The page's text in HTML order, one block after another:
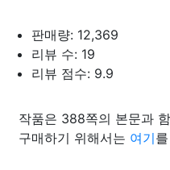
판매량: 12,369
리뷰 수: 19
리뷰 점수: 9.9
작품은 388쪽의 본문과
구매하기 위해서는 여기